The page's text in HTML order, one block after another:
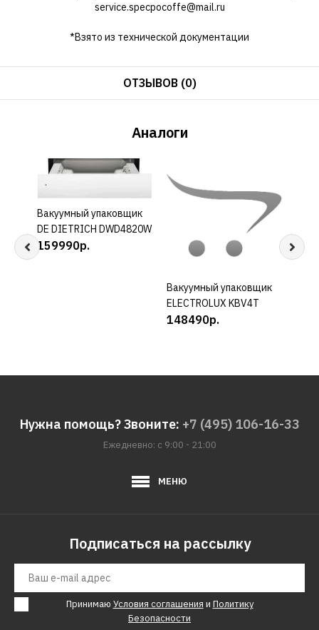
service.specpocoffe@mail.ru
*Взято из технической документации
ОТЗЫВОВ (0)
Аналоги
КУПИТЬ
Вакуумный упаковщик
DE DIETRICH DWD4820W
159990р.
КУПИТЬ
Вакуумный упаковщик
ELECTROLUX KBV4T
148490р.
Нужна помощь? Звоните: +7 (495) 106-16-33
Ежедневно: с 9:00 - 21:00
МЕНЮ
Подписаться на рассылку
Принимаю Условия соглашения и Политику
Безопасности